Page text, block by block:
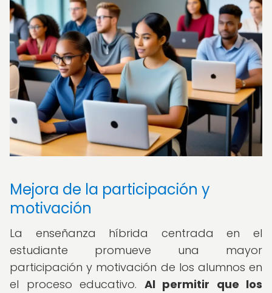
Mejora de la participación y
motivación
La enseñanza híbrida centrada en el
estudiante promueve una mayor
participación y motivación de los alumnos en
el proceso educativo. Al permitir que los